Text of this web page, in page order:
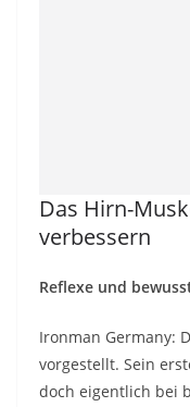
Das Hirn-
verbessern
Reflexe und
Ironman Germany:
vorgestellt. Sein
doch eigentlich bei